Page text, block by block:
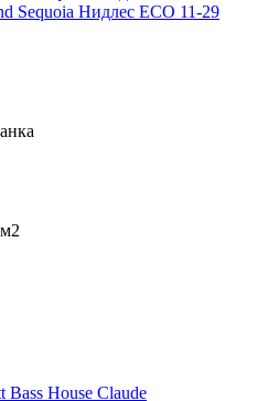
Sequoia Нидлес ECO 11-29